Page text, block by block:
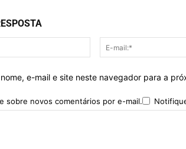
Nome:*
e-mail e site neste navegador para a
sobre novos comentários por e-mail.